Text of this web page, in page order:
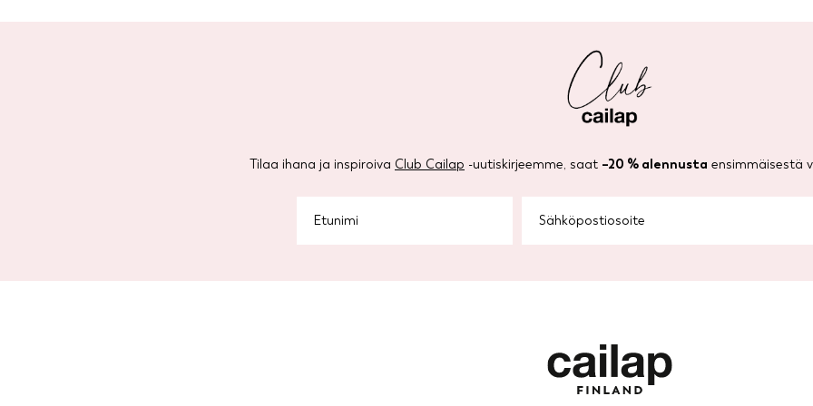
Tilaa ihana ja inspiroiva Club Cailap -uutiskirjeemme, saat –20 % alennusta ensimmäisestä